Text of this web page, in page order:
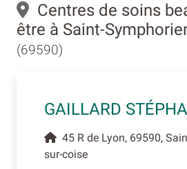
Centres de soins
être à Saint-
(69590)
GAILLARD
45 R de Lyon, 69590,
sur-coise